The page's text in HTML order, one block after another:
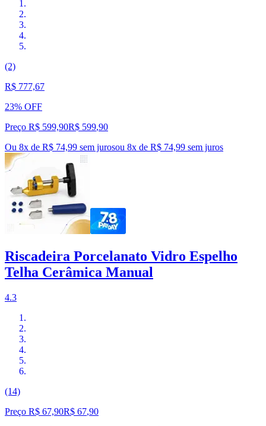
(2)
R$ 777,67
23% OFF
Preço R$ 599,90R$ 599,90
Ou 8x de R$ 74,99 sem jurosou 8x de R$ 74,99 sem juros
Riscadeira Porcelanato Vidro Espelho
Telha Cerâmica Manual
4.3
(14)
Preço R$ 67,90R$ 67,90